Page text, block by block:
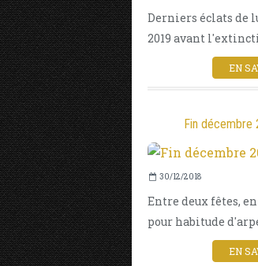
Derniers éclats de
2019 avant
EN
Fin décembre
30/12/2018
Entre deux fêtes,
pour habitude
EN